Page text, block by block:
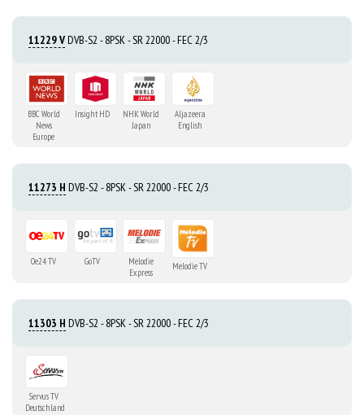
11229 VDVB-S2 - 8PSK - SR 22000 - FEC 2/3
BBC World
News
Europe
Insight HD
NHK World
Japan
Aljazeera
English
11273 H DVB-S2 - 8PSK - SR 22000 - FEC 2/3
Oe24 TV GoTV
Melodie
Express
Melodie TV
11303 H DVB-S2 - 8PSK - SR 22000 - FEC 2/3
Servus TV
Deutschland